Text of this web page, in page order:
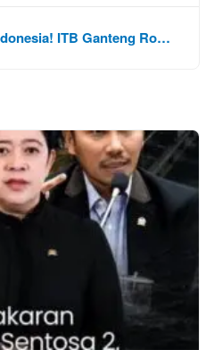
ITB Ganteng Ro…